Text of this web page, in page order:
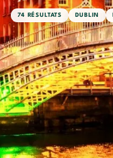
74 RÉSULTATS DUBLIN